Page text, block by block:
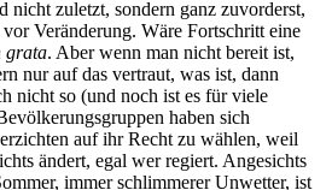
nicht zuletzt, sondern ganz zuvorderst,
Veränderung. Wäre Fortschritt eine
grata. Aber wenn man nicht bereit ist,
nur auf das vertraut, was ist, dann
nicht so (und noch ist es für viele
haben sich
auf ihr Recht zu wählen, weil
ändert, egal wer regiert. Angesichts
immer schlimmerer Unwetter, ist